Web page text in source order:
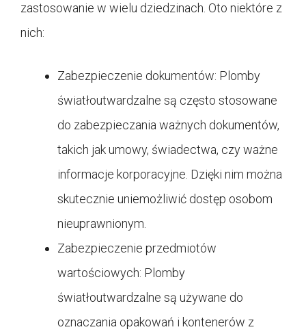
zastosowanie w wielu dziedzinach. Oto niektóre z
nich:
Zabezpieczenie dokumentów: Plomby
światłoutwardzalne są często stosowane
do zabezpieczania ważnych dokumentów,
takich jak umowy, świadectwa, czy ważne
informacje korporacyjne. Dzięki nim można
skutecznie uniemożliwić dostęp osobom
nieuprawnionym.
Zabezpieczenie przedmiotów
wartościowych: Plomby
światłoutwardzalne są używane do
oznaczania opakowań i kontenerów z